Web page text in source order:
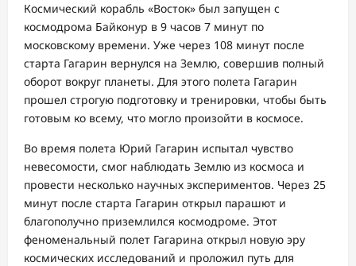
Космический корабль «Восток» был запущен с
космодрома Байконур в 9 часов 7 минут по
московскому времени. Уже через 108 минут после
старта Гагарин вернулся на Землю, совершив полный
оборот вокруг планеты. Для этого полета Гагарин
прошел строгую подготовку и тренировки, чтобы быть
готовым ко всему, что могло произойти в космосе.
Во время полета Юрий Гагарин испытал чувство
невесомости, смог наблюдать Землю из космоса и
провести несколько научных экспериментов. Через 25
минут после старта Гагарин открыл парашют и
благополучно приземлился космодроме. Этот
феноменальный полет Гагарина открыл новую эру
космических исследований и проложил путь для